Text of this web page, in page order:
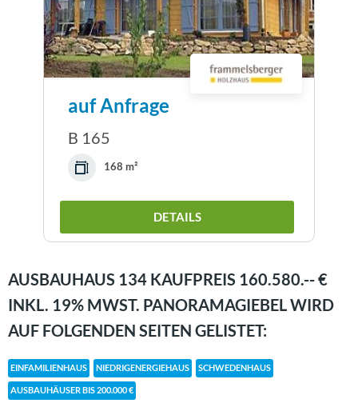
auf Anfrage
B 165
168 m²
DETAILS
AUSBAUHAUS 134 KAUFPREIS 160.580.-- €
INKL. 19% MWST. PANORAMAGIEBEL WIRD
AUF FOLGENDEN SEITEN GELISTET:
EINFAMILIENHAUS NIEDRIGENERGIEHAUS SCHWEDENHAUS
AUSBAUHÄUSER BIS 200.000 €